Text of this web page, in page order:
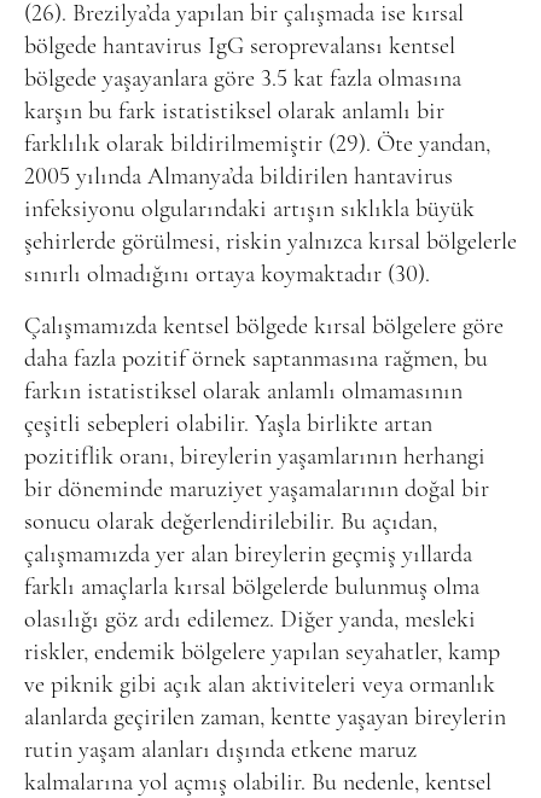
(26). Brezilya’da yapılan bir çalışmada ise kırsal
bölgede hantavirus IgG seroprevalansı kentsel
bölgede yaşayanlara göre 3.5 kat fazla olmasına
karşın bu fark istatistiksel olarak anlamlı bir
farklılık olarak bildirilmemiştir (29). Öte yandan,
2005 yılında Almanya’da bildirilen hantavirus
infeksiyonu olgularındaki artışın sıklıkla büyük
şehirlerde görülmesi, riskin yalnızca kırsal bölgelerle
sınırlı olmadığını ortaya koymaktadır (30).
Çalışmamızda kentsel bölgede kırsal bölgelere göre
daha fazla pozitif örnek saptanmasına rağmen, bu
farkın istatistiksel olarak anlamlı olmamasının
çeşitli sebepleri olabilir. Yaşla birlikte artan
pozitiflik oranı, bireylerin yaşamlarının herhangi
bir döneminde maruziyet yaşamalarının doğal bir
sonucu olarak değerlendirilebilir. Bu açıdan,
çalışmamızda yer alan bireylerin geçmiş yıllarda
farklı amaçlarla kırsal bölgelerde bulunmuş olma
olasılığı göz ardı edilemez. Diğer yanda, mesleki
riskler, endemik bölgelere yapılan seyahatler, kamp
ve piknik gibi açık alan aktiviteleri veya ormanlık
alanlarda geçirilen zaman, kentte yaşayan bireylerin
rutin yaşam alanları dışında etkene maruz
kalmalarına yol açmış olabilir. Bu nedenle, kentsel